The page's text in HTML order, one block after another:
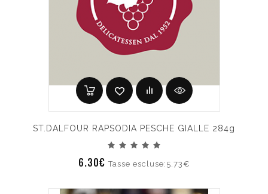
ST.DALFOUR RAPSODIA PESCHE GIALLE 284g
6.30€Tasse escluse:5.73€